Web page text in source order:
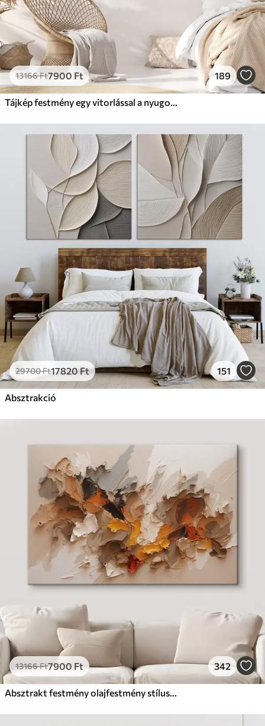
13166Ft7900 Ft 189
Tájkép festmény egy vitorlással a nyugodt tengeren, narancssárga és sárga égbolt, távoli hegyek
29700Ft17820Ft 151
Absztrakció
13166Ft7900Ft 342
Absztrakt festmény olajfestmény stílusban